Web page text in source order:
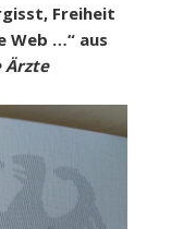
Freiheit
Web …“ aus
Ärzte